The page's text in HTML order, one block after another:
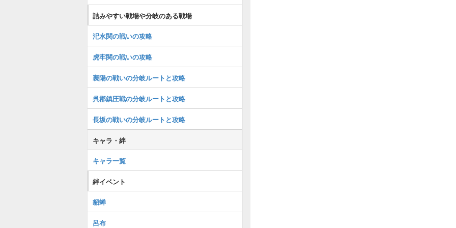
詰みやすい戦場や分岐のある戦場
汜水関の戦いの攻略
虎牢関の戦いの攻略
襄陽の戦いの分岐ルートと攻略
呉郡鎮圧戦の分岐ルートと攻略
長坂の戦いの分岐ルートと攻略
キャラ・絆
キャラ一覧
絆イベント
貂蝉
呂布